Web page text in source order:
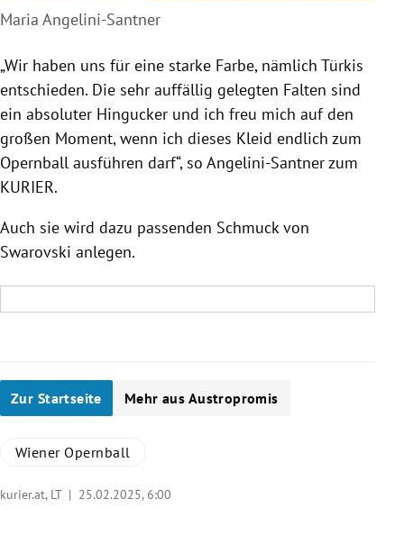
Maria Angelini-Santner
„Wir haben uns für eine starke Farbe, nämlich Türkis
entschieden. Die sehr auffällig gelegten Falten sind
ein absoluter Hingucker und ich freu mich auf den
großen Moment, wenn ich dieses Kleid endlich zum
Opernball ausführen darf“, so Angelini-Santner zum
KURIER.
Auch sie wird dazu passenden Schmuck von
Swarovski anlegen.
Zur Startseite Mehr aus Austropromis
Wiener Opernball
kurier.at, LT | 25.02.2025, 6:00